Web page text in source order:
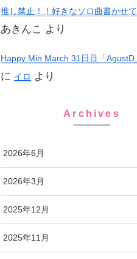
推し禁止！！好きなソロ曲書かせて
あきんこ
より
Happy Min March 31日目「AgustD
に イロ より
Archives
2026年6月
2026年3月
2025年12月
2025年11月